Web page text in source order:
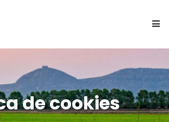
de cookies